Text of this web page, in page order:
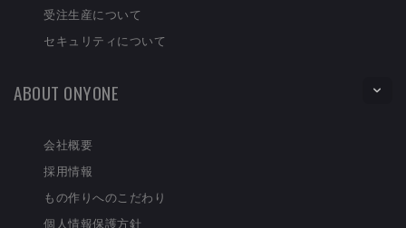
受注生産について
セキュリティについて
ABOUT ONYONE
会社概要
採用情報
もの作りへのこだわり
個人情報保護方針